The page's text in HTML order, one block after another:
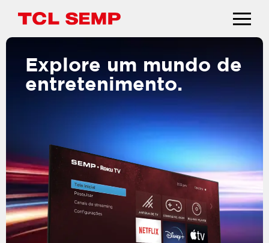
Explore um mundo de
entretenimento.